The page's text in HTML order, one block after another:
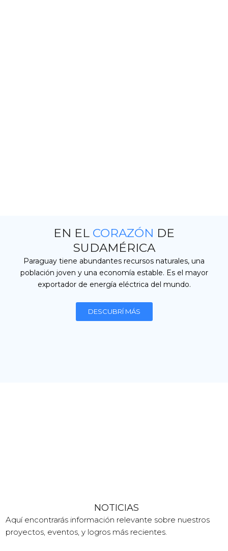
EN EL CORAZÓN DE
SUDAMÉRICA
Paraguay tiene abundantes recursos naturales, una
población joven y una economía estable. Es el mayor
exportador de energía eléctrica del mundo.
DESCUBRÍ MÁS
NOTICIAS
Aquí encontrarás información relevante sobre nuestros
proyectos, eventos, y logros más recientes.